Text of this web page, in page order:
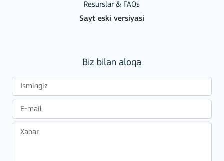
Resurslar & FAQs
Sayt eski versiyasi
Biz bilan aloqa